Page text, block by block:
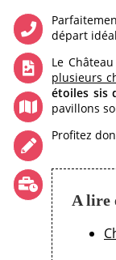
départ
Le
plusieurs
étoiles sis
pavillons
Profitez
A lire
CAVE
ACCÈS